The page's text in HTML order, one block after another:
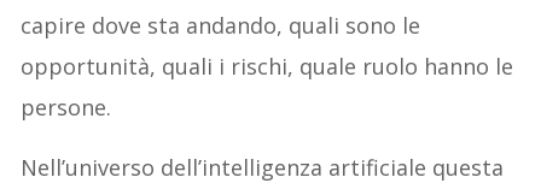
capire dove sta andando, quali sono le
opportunità, quali i rischi, quale ruolo hanno le
persone.
Nell’universo dell’intelligenza artificiale questa